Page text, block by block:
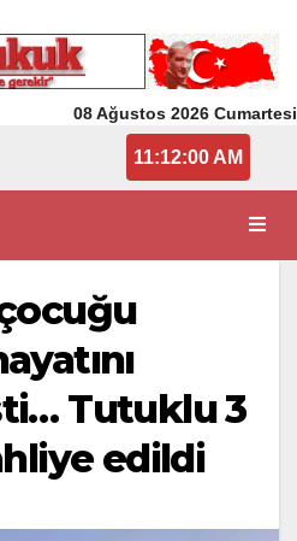
08 Ağustos 2026 Cumartesi
11:12:01 AM
Tutuklu 3
edildi